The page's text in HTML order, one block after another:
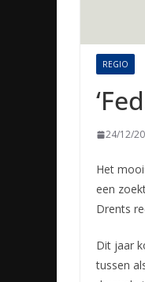
REGIO
24/12/
Het
een
Drents
Dit jaar
tussen